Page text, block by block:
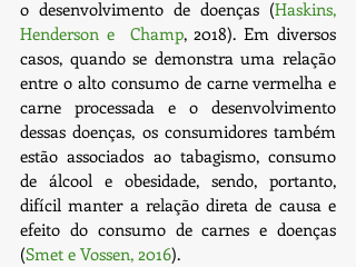
o desenvolvimento de doenças (Haskins,
Henderson e  Champ, 2018). Em diversos
casos, quando se demonstra uma relação
entre o alto consumo de carne vermelha e
carne processada e o desenvolvimento
dessas doenças, os consumidores também
estão associados ao tabagismo, consumo
de álcool e obesidade, sendo, portanto,
difícil manter a relação direta de causa e
efeito do consumo de carnes e doenças
(Smet e Vossen, 2016).